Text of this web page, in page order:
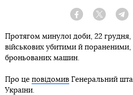
Facebook Twitter
Протягом минулої доби, 22 грудня,
військових убитими й пораненими,
броньованих машин.
Про це повідомив Генеральний
України.